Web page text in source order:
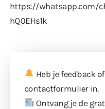
https://whatsapp.com/
hQ0EHs1k
Heb je feedback
contactformulierin.
Ontvang je de